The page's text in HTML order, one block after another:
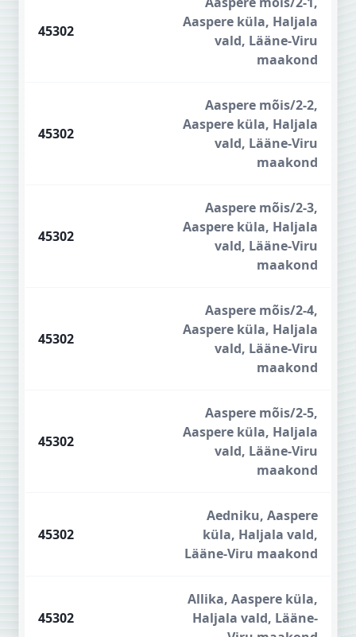
45302
Aaspere küla, Haljala
vald, Lääne-Viru
maakond
45302
Aaspere mõis/2-2,
Aaspere küla, Haljala
vald, Lääne-Viru
maakond
45302
Aaspere mõis/2-3,
Aaspere küla, Haljala
vald, Lääne-Viru
maakond
45302
Aaspere mõis/2-4,
Aaspere küla, Haljala
vald, Lääne-Viru
maakond
45302
Aaspere mõis/2-5,
Aaspere küla, Haljala
vald, Lääne-Viru
maakond
45302
Aedniku, Aaspere
küla, Haljala vald,
Lääne-Viru maakond
45302
Allika, Aaspere küla,
Haljala vald, Lääne-